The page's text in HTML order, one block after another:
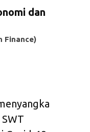
dan
Finance)